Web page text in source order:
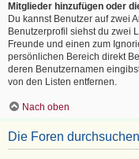
Mitglieder hinzufügen oder
Du kannst Benutzer auf zwei
Benutzerprofil siehst du zwei
Freunde und einen zum
persönlichen Bereich direkt
deren Benutzernamen
von den Listen entfernen.
Nach oben
Die Foren durchsuchen